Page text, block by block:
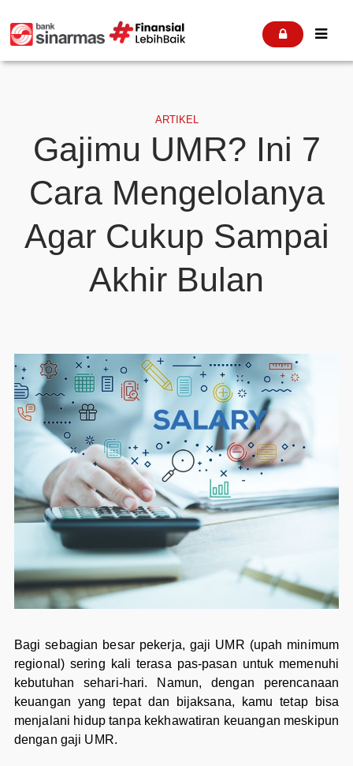
 
ARTIKEL
Gajimu UMR? Ini 7
Cara Mengelolanya
Agar Cukup Sampai
Akhir Bulan
Bagi sebagian besar pekerja, gaji UMR (upah minimum
regional) sering kali terasa pas-pasan untuk memenuhi
kebutuhan sehari-hari. Namun, dengan perencanaan
keuangan yang tepat dan bijaksana, kamu tetap bisa
menjalani hidup tanpa kekhawatiran keuangan meskipun
dengan gaji UMR.